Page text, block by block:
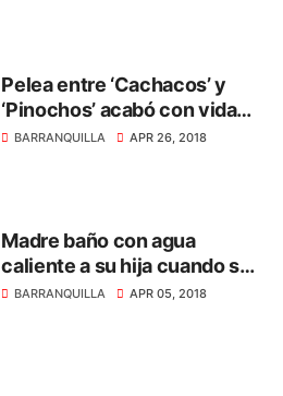
Pelea entre ‘Cachacos’ y
‘Pinochos’ acabó con vida
de niño venezolano
BARRANQUILLA APR 26, 2018
Madre baño con agua
caliente a su hija cuando se
enteró que no era señorita
BARRANQUILLA APR 05, 2018